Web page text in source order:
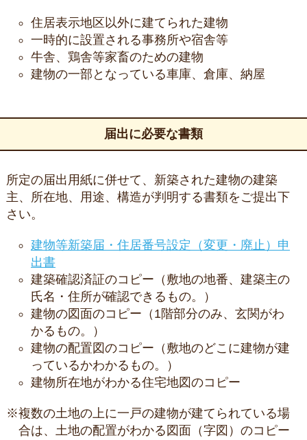
住居表示地区以外に建てられた建物
一時的に設置される事務所や宿舎等
牛舎、鶏舎等家畜のための建物
建物の一部となっている車庫、倉庫、納屋
届出に必要な書類
所定の届出用紙に併せて、新築された建物の建築
主、所在地、用途、構造が判明する書類をご提出下
さい。
建物等新築届・住居番号設定（変更・廃止）申
出書
建築確認済証のコピー（敷地の地番、建築主の
氏名・住所が確認できるもの。）
建物の図面のコピー（1階部分のみ、玄関がわ
かるもの。）
建物の配置図のコピー（敷地のどこに建物が建
っているかわかるもの。）
建物所在地がわかる住宅地図のコピー
※複数の土地の上に一戸の建物が建てられている場
合は、土地の配置がわかる図面（字図）のコピー